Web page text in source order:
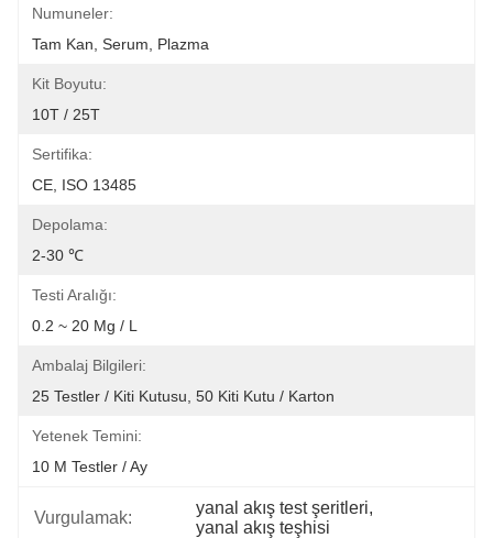
Numuneler:
Tam Kan, Serum, Plazma
Kit Boyutu:
10T / 25T
Sertifika:
CE, ISO 13485
Depolama:
2-30 ℃
Testi Aralığı:
0.2 ~ 20 Mg / L
Ambalaj Bilgileri:
25 Testler / Kiti Kutusu, 50 Kiti Kutu / Karton
Yetenek Temini:
10 M Testler / Ay
Vurgulamak:
yanal akış test şeritleri,
yanal akış teşhisi